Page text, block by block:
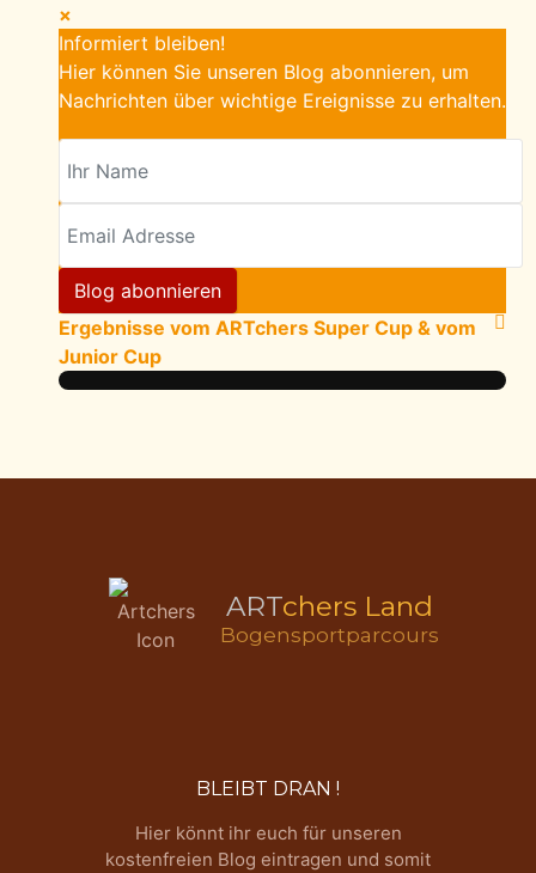
×
Informiert bleiben!
Hier können Sie unseren Blog abonnieren, um
Nachrichten über wichtige Ereignisse zu erhalten.
Blog abonnieren
Ergebnisse vom ARTchers Super Cup & vom
Junior Cup
ARTchers Land
Bogensportparcours
BLEIBT DRAN !
Hier könnt ihr euch für unseren
kostenfreien Blog eintragen und somit